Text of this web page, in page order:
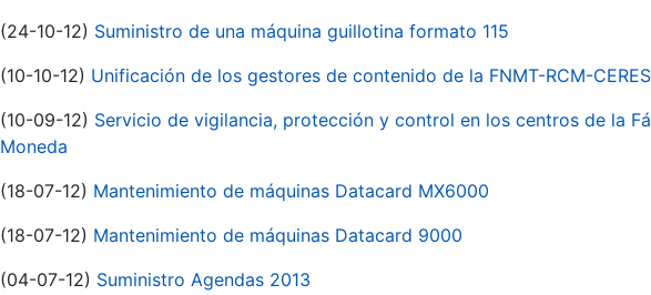
(24-10-12) Suministro de una máquina guillotina formato 115
(10-10-12) Unificación de los gestores de contenido de la FNMT-RCM-CERES
(10-09-12) Servicio de vigilancia, protección y control en los centros de la
Moneda
(18-07-12) Mantenimiento de máquinas Datacard MX6000
(18-07-12) Mantenimiento de máquinas Datacard 9000
(04-07-12) Suministro Agendas 2013